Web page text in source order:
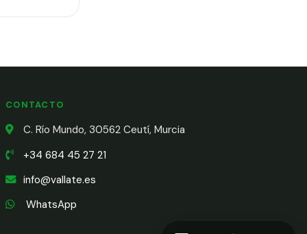
CONTACTO
C. Río Mundo, 30562 Ceutí, Murcia
+34 684 45 27 21
info@vallate.es
WhatsApp